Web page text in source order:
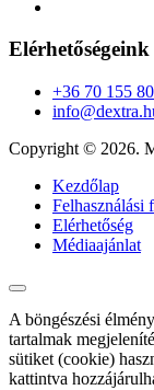
Elérhetőségeink
+36 70 155
Copyright © 2026.
Kezdőlap
Felhasználási
Elérhetőség
Médiaajánlat
A böngészési
tartalmak
sütiket (cookie)
kattintva